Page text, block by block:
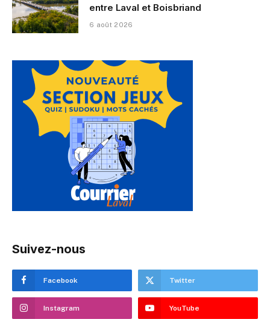
entre Laval et Boisbriand
6 août 2026
Suivez-nous
Facebook Twitter
Instagram YouTube